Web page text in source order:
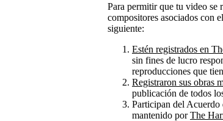
Para permitir que tu video se
compositores asociados con
siguiente:
Estén registrados en
sin fines de lucro
reproducciones que
Registraron sus obras
publicación de todos
Participan del
mantenido porThe